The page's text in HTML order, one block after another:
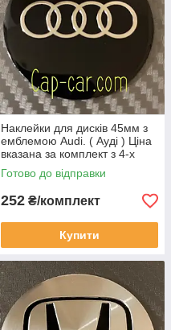
Наклейки для дисків 45мм з
емблемою Audi. ( Ауді ) Ціна
вказана за комплект з 4-х
штук
Готово до відправки
252 ₴/комплект
Купити